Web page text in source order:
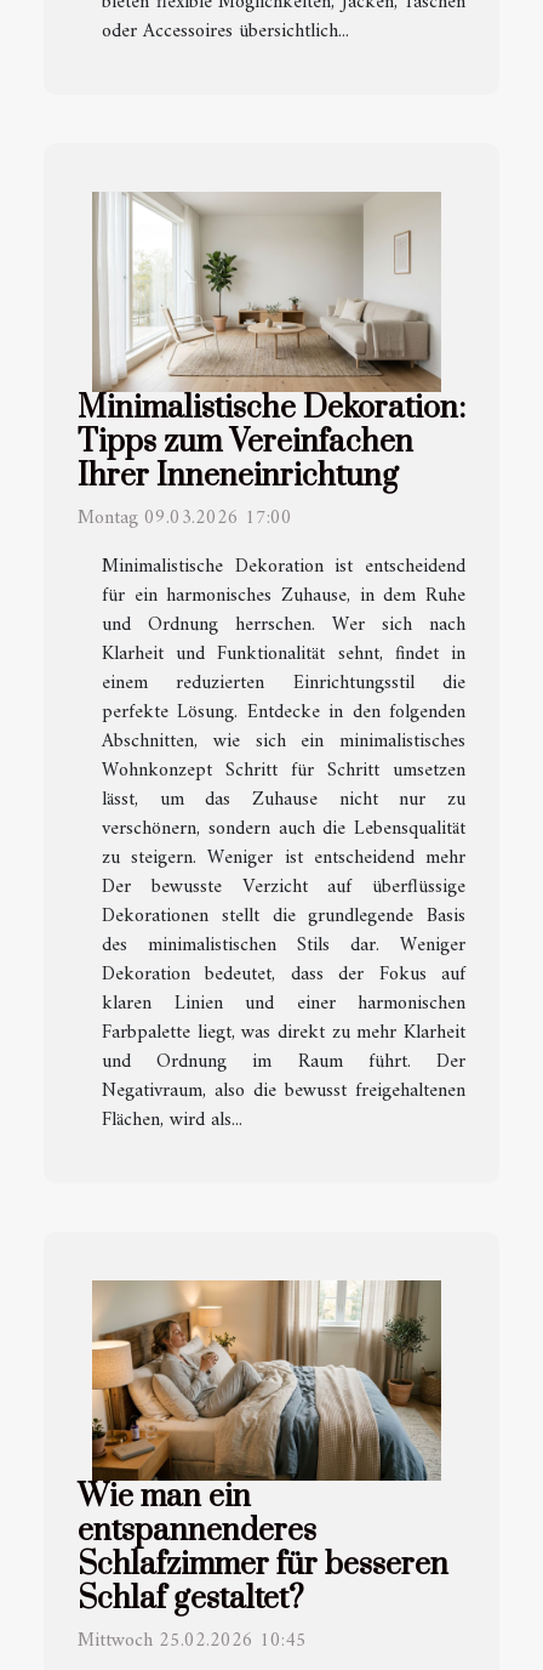
oder Accessoires übersichtlich...
Minimalistische Dekoration:
Tipps zum Vereinfachen
Ihrer Inneneinrichtung
Montag 09.03.2026 17:00
Minimalistische Dekoration ist entscheidend
für ein harmonisches Zuhause, in dem Ruhe
und Ordnung herrschen. Wer sich nach
Klarheit und Funktionalität sehnt, findet in
einem reduzierten Einrichtungsstil die
perfekte Lösung. Entdecke in den folgenden
Abschnitten, wie sich ein minimalistisches
Wohnkonzept Schritt für Schritt umsetzen
lässt, um das Zuhause nicht nur zu
verschönern, sondern auch die Lebensqualität
zu steigern. Weniger ist entscheidend mehr
Der bewusste Verzicht auf überflüssige
Dekorationen stellt die grundlegende Basis
des minimalistischen Stils dar. Weniger
Dekoration bedeutet, dass der Fokus auf
klaren Linien und einer harmonischen
Farbpalette liegt, was direkt zu mehr Klarheit
und Ordnung im Raum führt. Der
Negativraum, also die bewusst freigehaltenen
Flächen, wird als...
Wie man ein
entspannenderes
Schlafzimmer für besseren
Schlaf gestaltet?
Mittwoch 25.02.2026 10:45